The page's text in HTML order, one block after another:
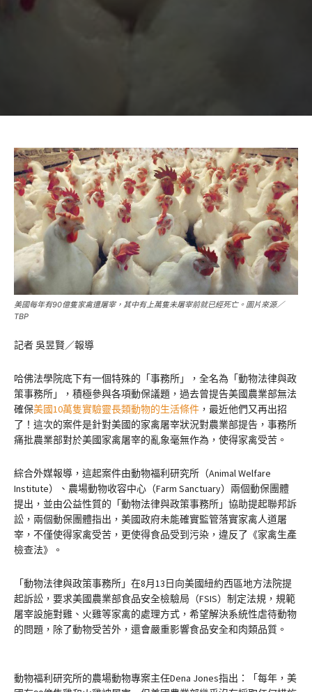
美國每年有90億隻家禽遭屠宰，其中有上萬隻未屠宰前就已經死亡。圖片來源／
TBP
記者 吳昱賢／報導
哈佛法學院底下有一個特殊的「事務所」，全名為「動物法律與政
策事務所」，積極參與各項動保議題，過去曾提告美國農業部無法
確保美國10萬隻實驗靈長類動物的生活條件 ，最近他們又再出招
了！這次的案件是針對美國的家禽屠宰狀況對農業部提告，事務所
痛批農業部對於美國家禽屠宰的亂象毫無作為，使得家禽受苦。
綜合外媒報導，這起案件由動物福利研究所（Animal Welfare
Institute）、農場動物收容中心（Farm Sanctuary）兩個動保團體
提出，並由公益性質的「動物法律與政策事務所」協助提起聯邦訴
訟，兩個動保團體指出，美國政府未能確實監管落實家禽人道屠
宰，不僅使得家禽受苦，更使得食品受到污染，違反了《家禽生產
檢查法》。
「動物法律與政策事務所」在8月13日向美國紐約西區地方法院提
起訴訟，要求美國農業部食品安全檢驗局（FSIS）制定法規，規範
屠宰設施對雞、火雞等家禽的處理方式，希望解決系統性虐待動物
的問題，除了動物受苦外，還會嚴重影響食品安全和肉類品質。
動物福利研究所的農場動物專案主任Dena Jones指出：「每年，美